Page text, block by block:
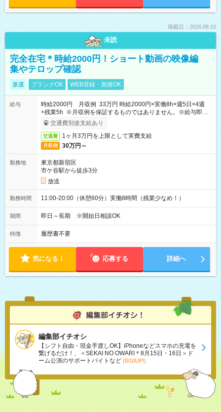
掲載日：2026.08.10
未読
完全在宅＊時給2000円！ショート動画の映像編
集やテロップ確認
派遣 ブランクOK WEB登録・面接OK
給与
時給2000円 月収例 33万円 時給2000円×実働8h×週5日×4週
+残業5h ※月収例を保証するものではありません。※給与即受
取りサービス利用可（利用条件有）
交通費別途支給あり
交通費 1ヶ月3万円を上限として実費支給
月収例 30万円～
勤務地
東京都新宿区
市ケ谷駅から徒歩3分
放送
勤務時間 11:00-20:00（休憩60分）実働8時間（残業少なめ！）
期間 即日～長期 ※開始日相談OK
特徴 履歴書不要
気になる！ 応募する 詳細へ
編集部イチオシ
【シフト自由・現金手渡しOK】iPhoneなどスマホの充電を
繋げるだけ！、＜SEKAI NO OWARI＊8月15日・16日＞ド
ーム公演のサポートバイトなど (8/10UP!)